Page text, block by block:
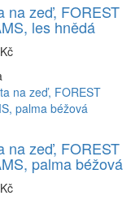
na zeď, FOREST
les hnědá
na zeď, FOREST
palma béžová